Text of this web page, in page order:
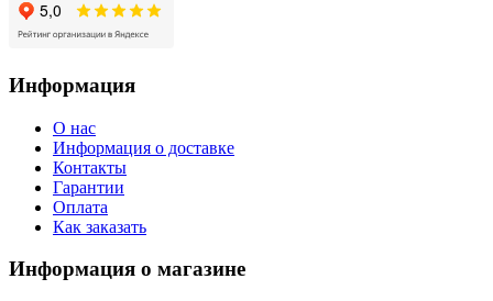
Информация
О нас
Информация о доставке
Контакты
Гарантии
Оплата
Как заказать
Информация о магазине